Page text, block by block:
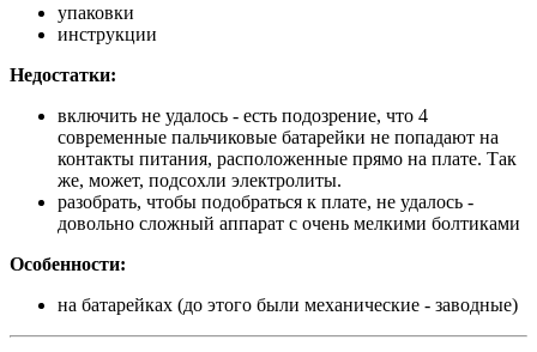
упаковки
инструкции
Недостатки:
включить не удалось - есть подозрение, что 4
современные пальчиковые батарейки не попадают на
контакты питания, расположенные прямо на плате. Так
же, может, подсохли электролиты.
разобрать, чтобы подобраться к плате, не удалось -
довольно сложный аппарат с очень мелкими болтиками
Особенности:
на батарейках (до этого были механические - заводные)